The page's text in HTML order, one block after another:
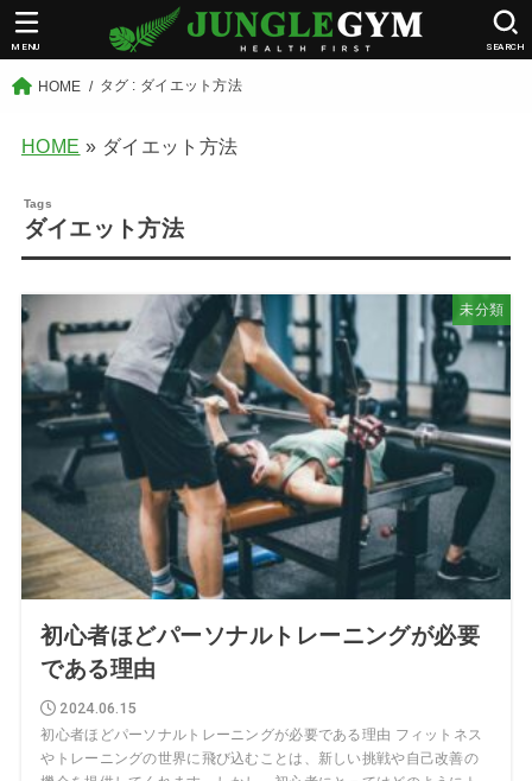
SEARCH
MENU
HOME タグ : ダイエット方法
HOME » ダイエット方法
ダイエット方法
未分類
初心者ほどパーソナルトレーニングが必要
である理由
2024.06.15
初心者ほどパーソナルトレーニングが必要である理由 フィットネス
やトレーニングの世界に飛び込むことは、新しい挑戦や自己改善の